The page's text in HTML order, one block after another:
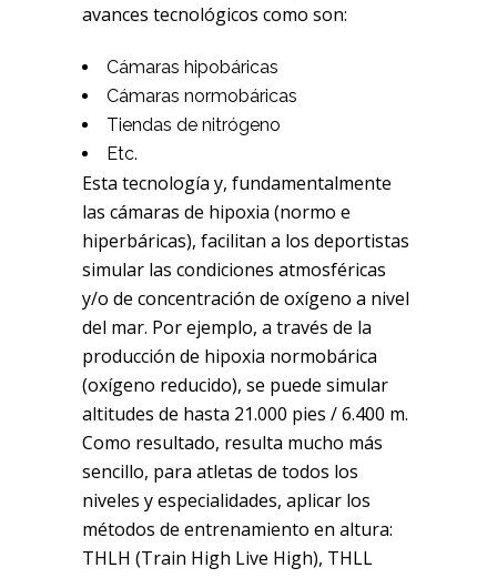
avances tecnológicos como son:
Cámaras hipobáricas
Cámaras normobáricas
Tiendas de nitrógeno
Etc.
Esta tecnología y, fundamentalmente
las cámaras de hipoxia (normo e
hiperbáricas), facilitan a los deportistas
simular las condiciones atmosféricas
y/o de concentración de oxígeno a nivel
del mar. Por ejemplo, a través de la
producción de hipoxia normobárica
(oxígeno reducido), se puede simular
altitudes de hasta 21.000 pies / 6.400 m.
Como resultado, resulta mucho más
sencillo, para atletas de todos los
niveles y especialidades, aplicar los
métodos de entrenamiento en altura:
THLH (Train High Live High), THLL